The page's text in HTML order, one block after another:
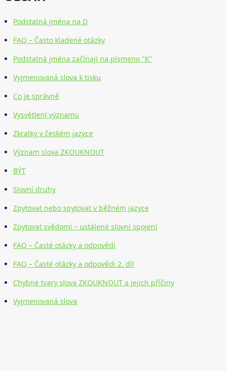
Podstatná jména na D
FAQ – Často kladené otázky
Podstatná jména začínají na písmeno "K"
Vyjmenovaná slova k tisku
Co je správně
Vysvětlení významu
Zkratky v českém jazyce
Význam slova ZKOUKNOUT
BÝT
Slovní druhy
Zpytovat nebo spytovat v běžném jazyce
Zpytovat svědomí – ustálené slovní spojení
FAQ – Časté otázky a odpovědi
FAQ – Časté otázky a odpovědi 2. díl
Chybné tvary slova ZKOUKNOUT a jejich příčiny
Vyjmenovaná slova